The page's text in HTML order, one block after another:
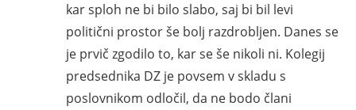
kar sploh ne bi bilo slabo, saj bi bil levi
politični prostor še bolj razdrobljen. Danes se
je prvič zgodilo to, kar se še nikoli ni. Kolegij
predsednika DZ je povsem v skladu s
poslovnikom odločil, da ne bodo člani